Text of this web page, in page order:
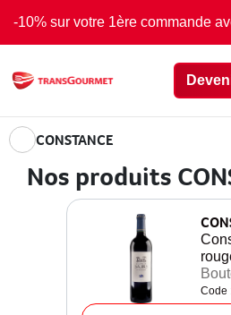
-10% sur votre 1ère commande
CONSTANCE
Nos produits
Code